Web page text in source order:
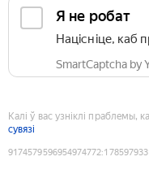
Я не робат
Націсніце, каб
SmartCaptcha by
Калі ў вас узніклі праблемы,
сувязі
9174579596954974772: